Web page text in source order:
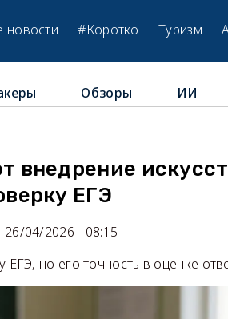
#Коротко Туризм
Обзоры ИИ
внедрение
ЕГЭ
26/04/2026 - 08:15
но его точность в оценке